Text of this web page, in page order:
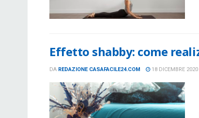
Effetto shabby: come
DA REDAZIONE CASAFACILE24.COM 18 DICEMBRE 2020